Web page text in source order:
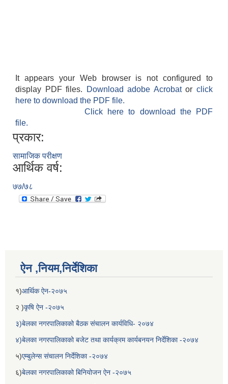
It appears your Web browser is not configured to
display PDF files.
Download adobe Acrobatorclick
here to download the PDF file.
Click here to download the PDF
file.
प्रकार:
सामाजिक परीक्षण
आर्थिक वर्ष:
७७/७८
ऐन ,नियम,निर्देशिका
१)आर्थिक ऐन-२०७५
२ )कृषि ऐन -२०७५
३)बेलका नगरपालिकाको बैठक संचालन कार्यविधि- २०७४
४)बेलका नगरपालिकाको बजेट तथा कार्यक्रम कार्यबनयन निर्देशिका -२०७४
५)एम्बुलेन्स संचालन निर्देशिका -२०७४
६)बेलका नगरपालिकाको बिनियोजन ऐन -२०७५